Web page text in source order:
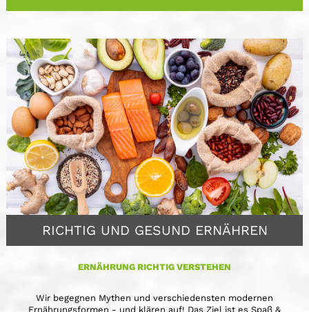
RICHTIG UND GESUND ERNÄHREN
ERNÄHRUNG RICHTIG VERSTEHEN
Wir begegnen Mythen und verschiedensten modernen
Ernährungsformen - und klären auf! Das Ziel ist es Spaß &